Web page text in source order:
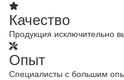
Качество
Продукция исключительно
Опыт
Специалисты с большим